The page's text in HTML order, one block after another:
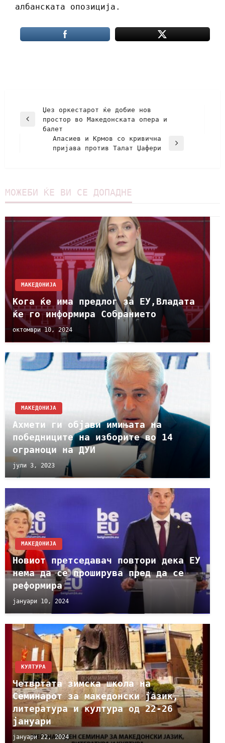
албанската опозиција.
Џез оркестарот ќе добие нов
простор во Македонската опера и
балет
Апасиев и Крмов сo кривична
пријава против Талат Џафери
МОЖЕБИ ЌЕ ВИ СЕ ДОПАДНЕ
МАКЕДОНИЈА
Кога ќе има предлог за ЕУ,Владата
ќе го информира Собранието
октомври 10, 2024
МАКЕДОНИЈА
Ахмети ги објави имињата на
победниците на изборите во 14
ограноци на ДУИ
јули 3, 2023
МАКЕДОНИЈА
Новиот претседaвач повтори дека ЕУ
нема да се проширува пред да се
реформира
јануари 10, 2024
КУЛТУРА
Четвртата зимска школа на
Семинарот за македонски јазик,
литература и култура од 22-26
јануари
јануари 22, 2024